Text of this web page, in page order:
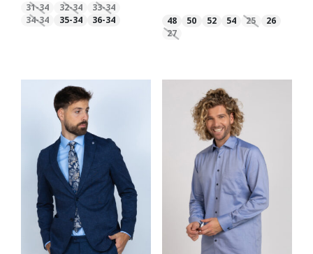
31-34 32-34
33-34
34-34
35-34 36-34 48 50 52 54 25
26
27